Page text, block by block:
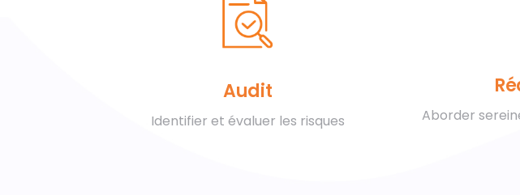
Audit
Identifier et évaluer les risques Aborder